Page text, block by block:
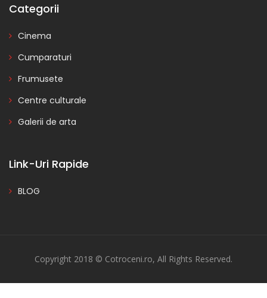
Categorii
Cinema
Cumparaturi
Frumusete
Centre culturale
Galerii de arta
Link-Uri Rapide
BLOG
Copyright 2018 © Cotroceni.ro, All Rights Reserved.